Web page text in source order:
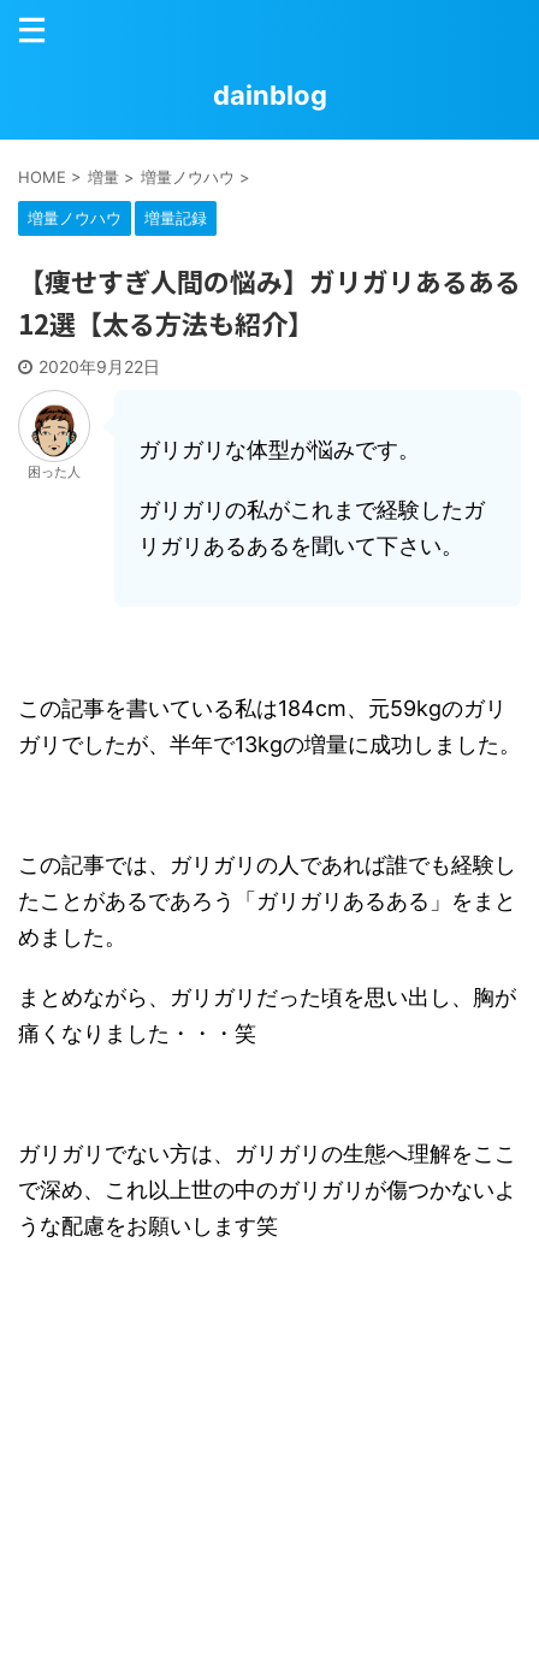
dainblog
HOME > 増量 > 増量ノウハウ >
増量ノウハウ 増量記録
【痩せすぎ人間の悩み】ガリガリあるある
12選【太る方法も紹介】
2020年9月22日
困った人
ガリガリな体型が悩みです。
ガリガリの私がこれまで経験したガ
リガリあるあるを聞いて下さい。
この記事を書いている私は184cm、元59kgのガリ
ガリでしたが、半年で13kgの増量に成功しました。
この記事では、ガリガリの人であれば誰でも経験し
たことがあるであろう「ガリガリあるある」をまと
めました。
まとめながら、ガリガリだった頃を思い出し、胸が
痛くなりました・・・笑
ガリガリでない方は、ガリガリの生態へ理解をここ
で深め、これ以上世の中のガリガリが傷つかないよ
うな配慮をお願いします笑